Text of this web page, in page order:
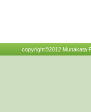
copyright©2012 Munakata